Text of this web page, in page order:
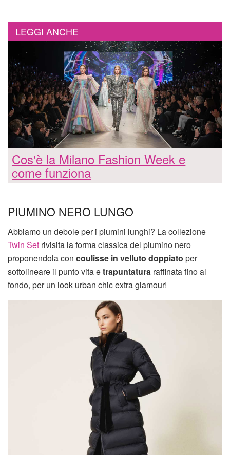
LEGGI ANCHE
Cos'è la Milano Fashion Week e
come funziona
PIUMINO NERO LUNGO
Abbiamo un debole per i piumini lunghi? La collezione
Twin Set rivisita la forma classica del piumino nero
proponendola con coulisse in velluto doppiato per
sottolineare il punto vita etrapuntatura raffinata fino al
fondo, per un look urban chic extra glamour!